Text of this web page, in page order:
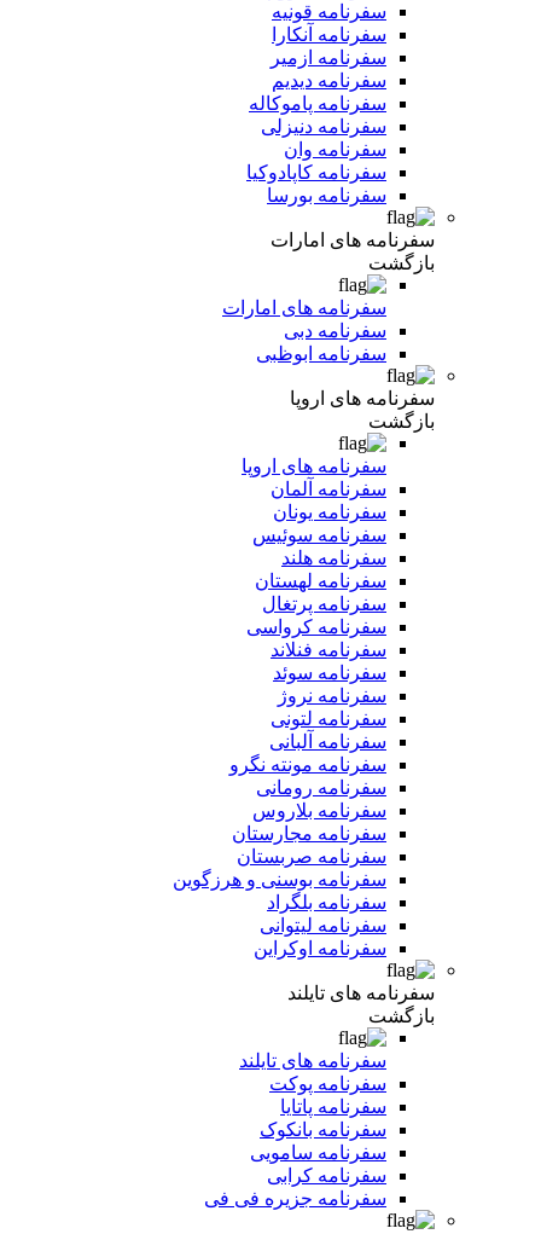
سفرنامه قونیه
سفرنامه آنکارا
سفرنامه ازمیر
سفرنامه دیدیم
سفرنامه پاموکاله
سفرنامه دنیزلی
سفرنامه وان
سفرنامه کاپادوکیا
سفرنامه بورسا
سفرنامه های امارات
بازگشت
سفرنامه های امارات
سفرنامه دبی
سفرنامه ابوظبی
سفرنامه های اروپا
بازگشت
سفرنامه های اروپا
سفرنامه آلمان
سفرنامه یونان
سفرنامه سوئیس
سفرنامه هلند
سفرنامه لهستان
سفرنامه پرتغال
سفرنامه کرواسی
سفرنامه فنلاند
سفرنامه سوئد
سفرنامه نروژ
سفرنامه لتونی
سفرنامه آلبانی
سفرنامه مونته نگرو
سفرنامه رومانی
سفرنامه بلاروس
سفرنامه مجارستان
سفرنامه صربستان
سفرنامه بوسنی و هرزگوین
سفرنامه بلگراد
سفرنامه لیتوانی
سفرنامه اوکراین
سفرنامه های تایلند
بازگشت
سفرنامه های تایلند
سفرنامه پوکت
سفرنامه پاتایا
سفرنامه بانکوک
سفرنامه سامویی
سفرنامه کرابی
سفرنامه جزیره فی فی